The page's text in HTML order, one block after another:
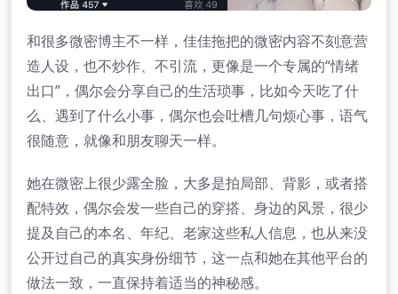
和很多微密博主不一样，佳佳拖把的微密内容不刻意营
造人设，也不炒作、不引流，更像是一个专属的“情绪
出口”，偶尔会分享自己的生活琐事，比如今天吃了什
么、遇到了什么小事，偶尔也会吐槽几句烦心事，语气
很随意，就像和朋友聊天一样。
她在微密上很少露全脸，大多是拍局部、背影，或者搭
配特效，偶尔会发一些自己的穿搭、身边的风景，很少
提及自己的本名、年纪、老家这些私人信息，也从来没
公开过自己的真实身份细节，这一点和她在其他平台的
做法一致，一直保持着适当的神秘感。